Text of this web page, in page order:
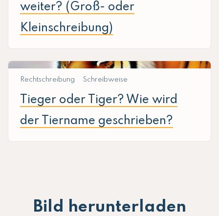
weiter? (Groß- oder
Kleinschreibung)
Rechtschreibung Schreibweise
Tieger oder Tiger? Wie wird
der Tiername geschrieben?
Bild herunterladen